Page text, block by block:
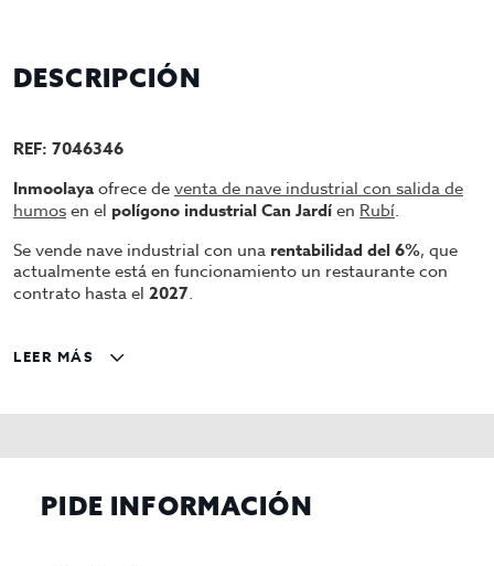
DESCRIPCIÓN
REF: 7046346
Inmoolayaofrece deventa de nave industrial con salida de
humosen el polígono industrial Can Jardíen Rubí.
Se vende nave industrial con una rentabilidad del 6%, que
actualmente está en funcionamiento un restaurante con
contrato hasta el 2027.
30m2, en la planta baja nos encontramos un comedor
o por las escaleras de la cocina(solo para trabajadores. En
celebraciones con do baños y una pequeña barra.
La nave dispone de 160m2 en la planta baja, 130m2 en la
primera planta y un altillo de 20m2.
LEER MÁS
PIDE INFORMACIÓN